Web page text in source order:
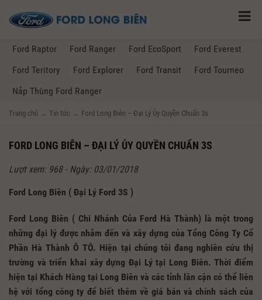
Ford Raptor Ford Ranger Ford EcoSport
Ford Everest
Ford Teritory
Ford Explorer Ford Transit
Ford Tourneo
Nắp Thùng Ford Ranger
Trang chủ → Tin tức → Ford Long Biên – Đại Lý Ủy Quyền Chuẩn 3s
FORD LONG BIÊN – ĐẠI LÝ ỦY QUYỀN CHUẨN 3S
Lượt xem: 968 - Ngày: 03/01/2018
Ford Long Biên ( Đại Lý Ford 3S )
Ford Long Biên ( Chi Nhánh Của Ford Hà Thành) là một trong
những đại lý được nhắm đến và xây dựng của Tổng Công Ty Cổ
Phần Hà Thành Ô TÔ. Hiện tại chúng tôi đang nghiên cứu thị
trường và triển khai xây dựng Đại Lý tại Long Biên. Thời điểm
hiện tại Khách Hàng tại Long Biên và các tỉnh lân cận có thể liên
hệ với tổng công ty để biết thêm về giá bán và chính sách của